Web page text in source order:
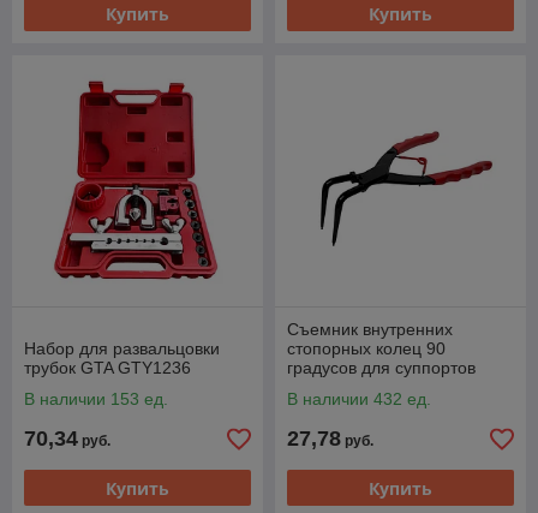
Купить Купить
Набор для развальцовки
трубок GTA GTY1236
В наличии 153 ед.
70,34 руб.
Купить
Съемник внутренних
стопорных колец 90
градусов для суппортов
В наличии 432 ед.
27,78 руб.
Купить